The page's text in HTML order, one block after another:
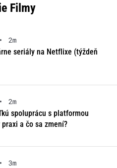
Filmy
•
2m
seriály na Netflixe (týždeň
•
2m
spoluprácu s platformou
a čo sa zmení?
•
3m